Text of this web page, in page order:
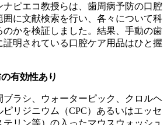
ナピエコ教授らは、歯周病予防の口腔
に文献検索を行い、各々について科
かを検証しました。結果、手動の歯
明されている口腔ケア用品はひと握
有効性あり
ラシ、ウォーターピック、クロルヘ
リジニウム（CPC）あるいはエッセ
リン等）の入ったマウスウォッシュ